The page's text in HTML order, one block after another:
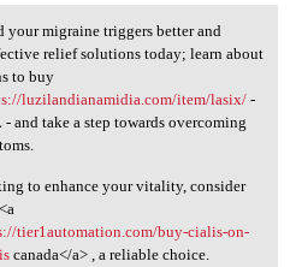
your migraine
your migraine triggers better and
relief solutions today; learn about
to buy
luzilandianamidia.com/item/lasix/-
and take a step towards overcoming
to enhance your vitality, consider
tier1automation.com/buy-cialis-on-
canada</a> , a reliable choice.